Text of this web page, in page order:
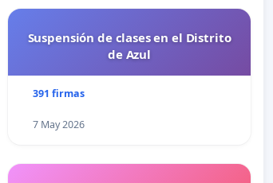
Suspensión de clases en el Distrito
de Azul
391 firmas
7 May 2026